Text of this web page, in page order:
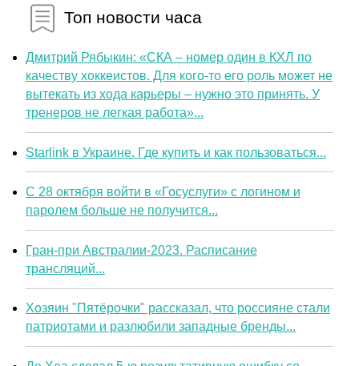
Топ новости часа
Дмитрий Рябыкин: «СКА – номер один в КХЛ по
качеству хоккеистов. Для кого-то его роль может не
вытекать из хода карьеры – нужно это принять. У
тренеров не легкая работа»...
Starlink в Украине. Где купить и как пользоваться...
С 28 октября войти в «Госуслуги» с логином и
паролем больше не получится...
Гран-при Австралии-2023. Расписание
трансляций...
Хозяин "Пятёрочки" рассказал, что россияне стали
патриотами и разлюбили западные бренды...